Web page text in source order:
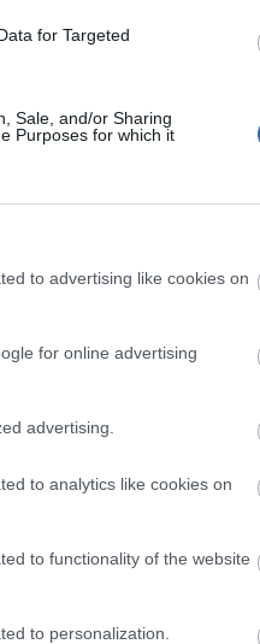
for Targeted
Sale, and/or Sharing
Purposes for which it
to advertising like cookies on
for online advertising
advertising.
to analytics like cookies on
to functionality of the website
to personalization.
A
Focus